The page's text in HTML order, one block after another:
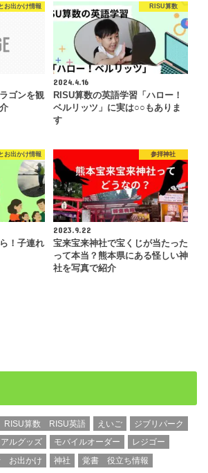
お出かけ情報
ゴンを観
RISU算数
2024.4.16
RISU算数の英語学習「ハロー！
ベルリッツ」に実は○○もありま
す
お出かけ情報
！子連れ
参拝神社
2023.9.22
宝来宝来神社で宝くじが当たった
って本当？熊本県にある怪しい神
社を写真で紹介
RISU算数 RISU英語 えいご
ジブリパーク
ルグッズ モバイルオーダー
レジゴー
お出かけ 神社 覚書 役立ち情報